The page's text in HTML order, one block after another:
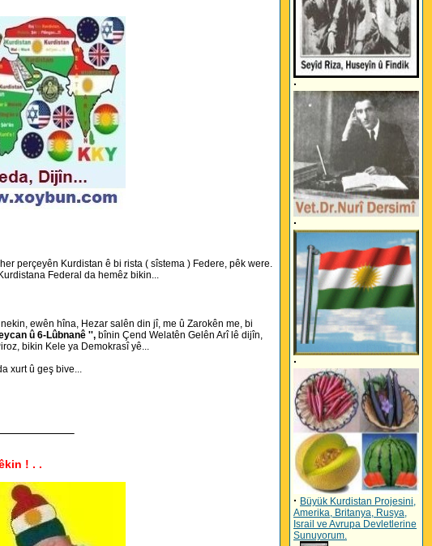
perçeyên Kurdistan ê bi rista ( sîstema ) Federe, pêk were.
Federal da hemêz bikin...
ewên hîna, Hezar salên din jî, me û Zarokên me, bi
û 6-Lûbnanê '', bînin Çend Welatên Gelên Arî lê dijîn,
bikin Kele ya Demokrasî yê...
xurt û geş bive...
! . .
·
·
·
· Büyük Kurdistan Projesini,
Amerika, Britanya, Rusya,
Israil ve Avrupa Devletlerine
Sunuyorum.